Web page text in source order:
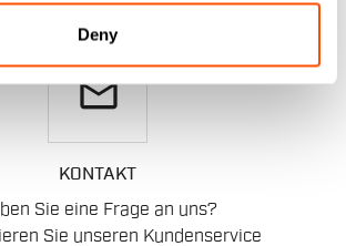
Deny
email
KONTAKT
Sie eine Frage an uns?
Sie unseren Kundenservice